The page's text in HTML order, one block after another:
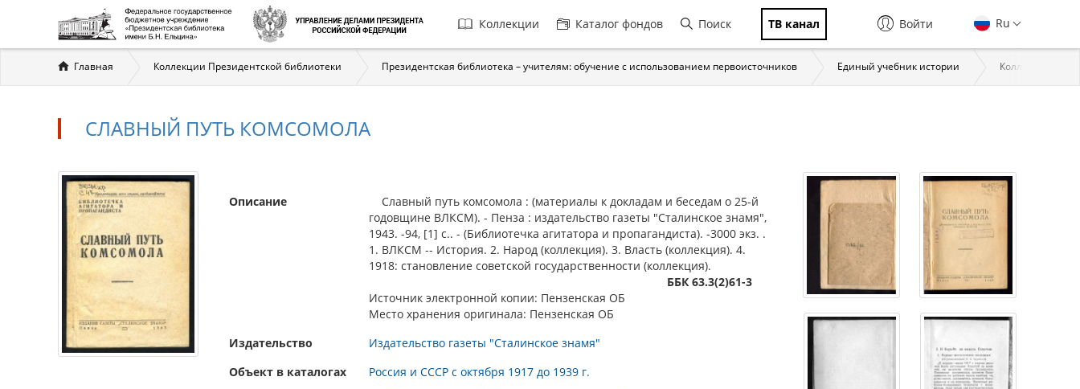
Главная
навигация
Коллекции Каталог фондов Поиск ТВ канал Ru
Войти
Вы
здесь
Главная Коллекции Президентской библиотеки Президентская библиотека – учителям: обучение с использованием первоисточников Единый учебник истории Коллекции
СЛАВНЫЙ ПУТЬ КОМСОМОЛА
Описание
Славный путь комсомола : (материалы к докладам и беседам о 25-й
годовщине ВЛКСМ). - Пенза : издательство газеты "Сталинское знамя",
1943. -94, [1] с.. - (Библиотечка агитатора и пропагандиста). -3000 экз. .
1. ВЛКСМ -- История. 2. Народ (коллекция). 3. Власть (коллекция). 4.
1918: становление советской государственности (коллекция).
ББК 63.3(2)61-3
Источник электронной копии: Пензенская ОБ
Место хранения оригинала: Пензенская ОБ
Издательство
Издательство газеты "Сталинское знамя"
Объект в каталогах
Россия и СССР с октября 1917 до 1939 г.